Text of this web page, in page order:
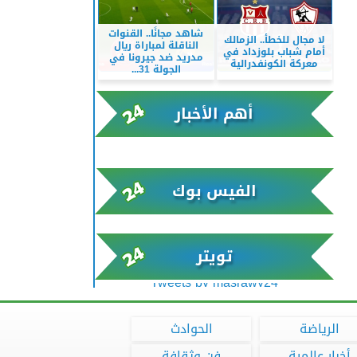
لا مجال للخطأ.. الزمالك
أمام شباب بلوزداد في
معركة الكونفدرالية
شاهد مجانًا.. القنوات
الناقلة لمباراة ريال
مدريد ضد جيرونا في
الجولة 31...
أهم الأخبار
الفيس بوك
تويتر
Tweets by masrawy24
الرياضة
الحوادث